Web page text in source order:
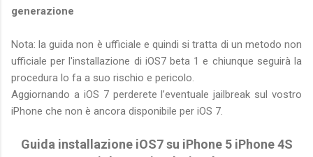
generazione
Nota: la guida non è ufficiale e quindi si tratta di un metodo non
ufficiale per l'installazione di iOS7 beta 1 e chiunque seguirà la
procedura lo fa a suo rischio e pericolo.
Aggiornando a iOS 7 perderete l’eventuale jailbreak sul vostro
iPhone che non è ancora disponibile per iOS 7.
Guida installazione iOS7 su iPhone 5 iPhone 4S